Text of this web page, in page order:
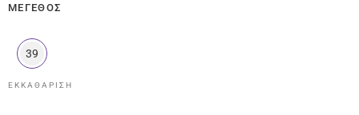
ΜΈΓΕΘΟΣ
39
ΕΚΚΑΘΆΡΙΣΗ